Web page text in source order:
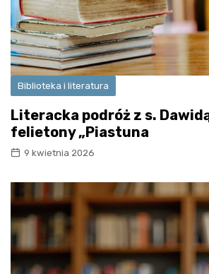
Biblioteka i literatura
Literacka podróż z s.
felietony „Piastuna
9 kwietnia 2026